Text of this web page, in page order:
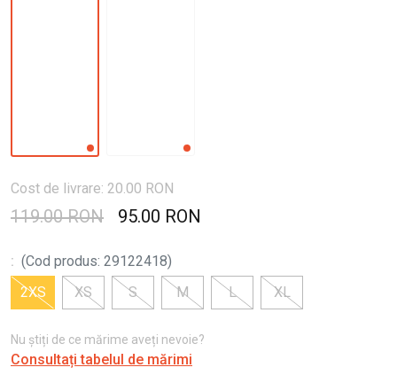
Cost de livrare: 20.00 RON
119.00 RON 95.00 RON
: (Cod produs: 29122418)
2XS
XS S M L XL
Nu știți de ce mărime aveți nevoie?
Consultați tabelul de mărimi